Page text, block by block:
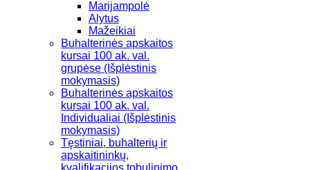
Marijampolė
Alytus
Mažeikiai
Buhalterinės apskaitos
kursai 100 ak. val.
grupėse (Išplėstinis
mokymasis)
Buhalterinės apskaitos
kursai 100 ak. val.
Individualiai (Išplėstinis
mokymasis)
Tęstiniai, buhalterių ir
apskaitininkų,